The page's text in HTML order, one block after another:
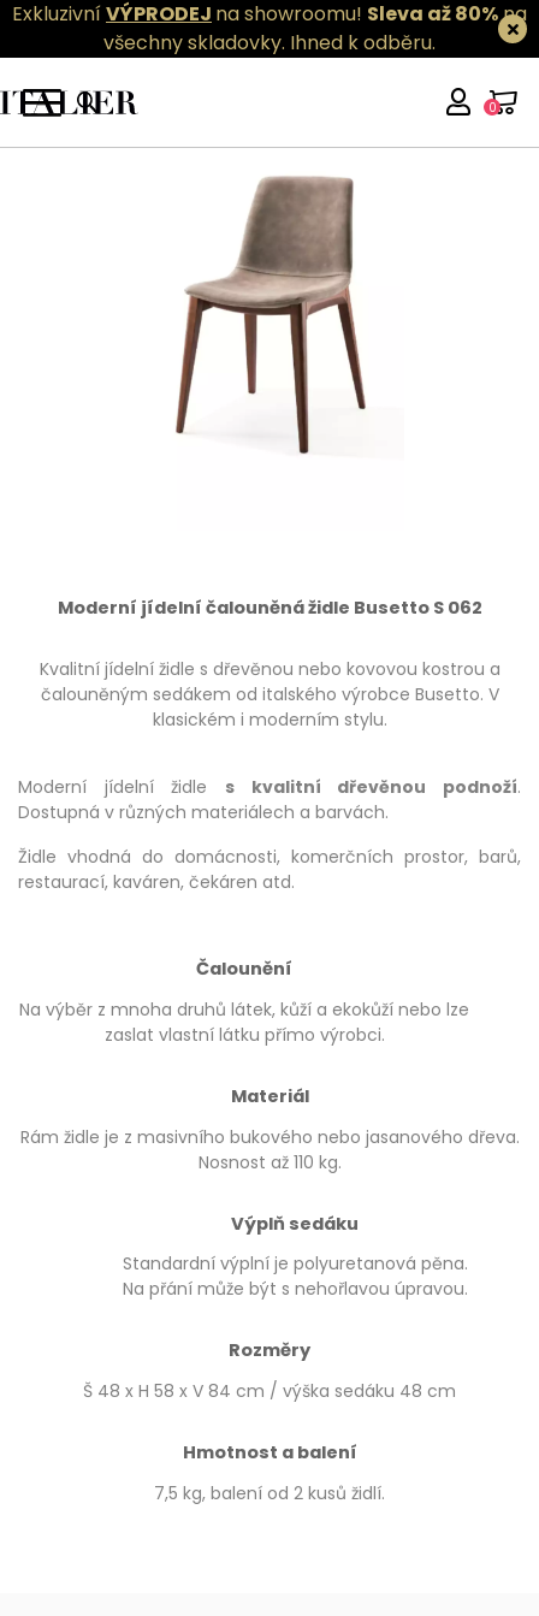
ExkluzivníVÝPRODEJ na showroomu! Sleva až 80%na
všechny skladovky. Ihned k odběru.
0
Moderní jídelní čalouněná židle Busetto S 062
Kvalitní jídelní židle s dřevěnou nebo kovovou kostrou a
čalouněným sedákem od italského výrobce Busetto. V
klasickém i moderním stylu.
Moderní jídelní židle s kvalitní dřevěnou podnoží.
Dostupná v různých materiálech a barvách.
Židle vhodná do domácnosti, komerčních prostor, barů,
restaurací, kaváren, čekáren atd.
Čalounění
Na výběr z mnoha druhů látek, kůží a ekokůží nebo lze
zaslat vlastní látku přímo výrobci.
Materiál
Rám židle je z masivního bukového nebo jasanového dřeva.
Nosnost až 110 kg.
Výplň sedáku
Standardní výplní je polyuretanová pěna.
Na přání může být s nehořlavou úpravou.
Rozměry
Š 48 x H 58 x V 84 cm / výška sedáku 48 cm
Hmotnost a balení
7,5 kg, balení od 2 kusů židlí.